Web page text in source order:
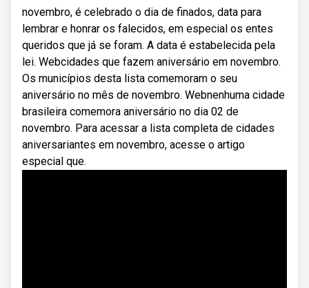
novembro, é celebrado o dia de finados, data para
lembrar e honrar os falecidos, em especial os entes
queridos que já se foram. A data é estabelecida pela
lei. Webcidades que fazem aniversário em novembro.
Os municípios desta lista comemoram o seu
aniversário no mês de novembro. Webnenhuma cidade
brasileira comemora aniversário no dia 02 de
novembro. Para acessar a lista completa de cidades
aniversariantes em novembro, acesse o artigo
especial que.